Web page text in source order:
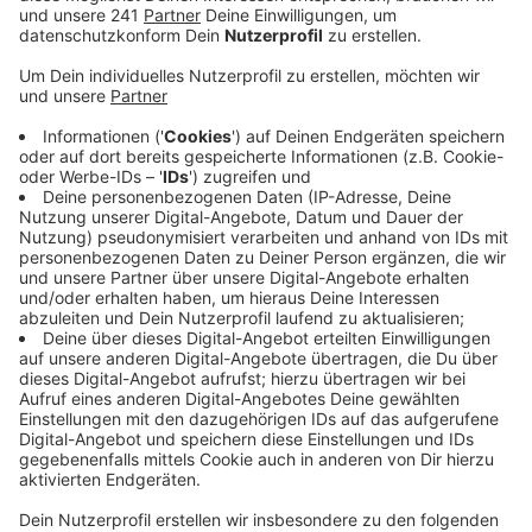
Veröffentlicht:Donnerstag, 29.04.2021 05:30
Anzeige
Weniger Verkehrsunfälle und Einbrüche, dafür mehr
Ruhestörungen und deutlich mehr Versammlungen und
Demos – so lässt sich die Polizei Bilanz fürs Corona-
Jahr 2020 zusammenfassen.
Die Polizei hat in ihrer Statistik nicht nur erfasst, wie
oft sie zu welchen Einsätzen gerufen wird, sondern
auch wie lange sie bei der Anfahrt braucht:
durchschnittlich eine gute viertel Stunde – damit sind
die Streifenpolizisten über zwei Minuten schneller vor
Ort als noch vor fünf Jahren. In akuten Notfällen
brauchen die Beamten durchschnittlich weniger als